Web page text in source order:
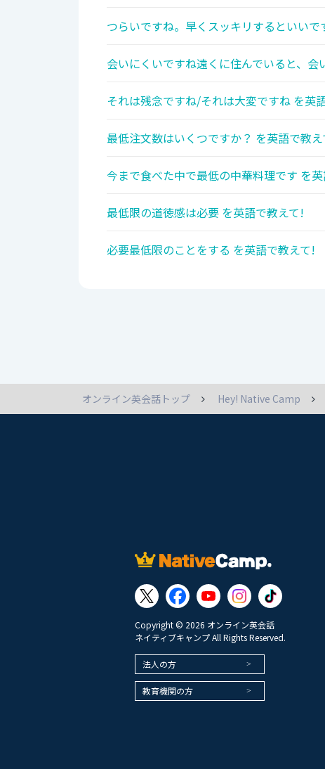
つらいですね。早くスッキリするといい
会いにくいですね遠くに住んでいると、
それは残念ですね/それは大変ですね を英
最低注文数はいくつですか？ を英語で教
今まで食べた中で最低の中華料理です を
最低限の道徳感は必要 を英語で教えて!
必要最低限のことをする を英語で教えて!
オンライン英会話トップ Hey! Native Camp
Copyright © 2026 オンライン英会話
ネイティブキャンプ All Rights Reserved.
法人の方
教育機関の方